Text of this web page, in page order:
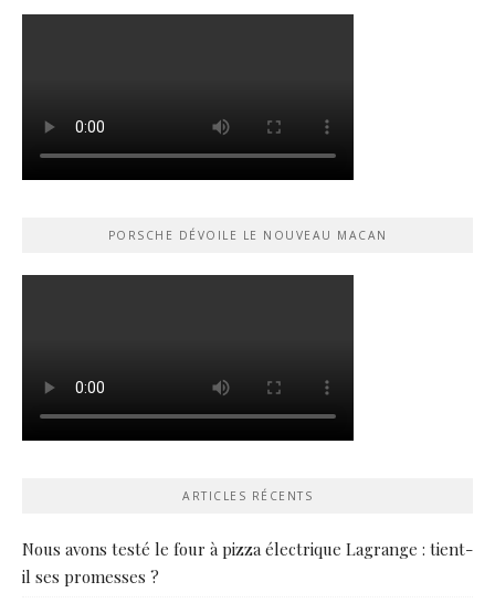
PORSCHE DÉVOILE LE NOUVEAU MACAN
ARTICLES RÉCENTS
Nous avons testé le four à pizza électrique Lagrange : tient-
il ses promesses ?